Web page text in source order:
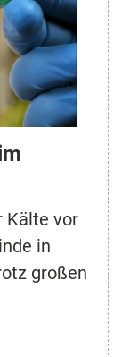
Kälte vor
in
großen